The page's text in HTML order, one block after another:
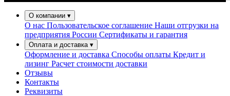
О компании ▾
О нас Пользовательское соглашение Наши отгрузки на
предприятия России Сертификаты и гарантия
Оплата и доставка ▾
Оформление и доставка Способы оплаты Кредит и
лизинг Расчет стоимости доставки
Отзывы
Контакты
Реквизиты